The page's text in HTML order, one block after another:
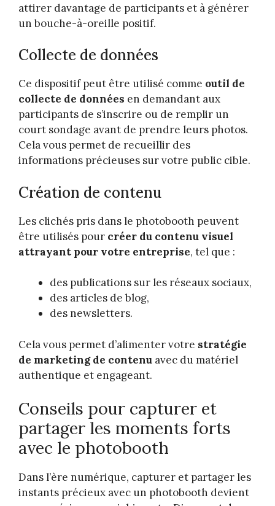
attirer davantage de participants et à générer
un bouche-à-oreille positif.
Collecte de données
Ce dispositif peut être utilisé comme outil de
collecte de données en demandant aux
participants de s’inscrire ou de remplir un
court sondage avant de prendre leurs photos.
Cela vous permet de recueillir des
informations précieuses sur votre public cible.
Création de contenu
Les clichés pris dans le photobooth peuvent
être utilisés pour créer du contenu visuel
attrayant pour votre entreprise, tel que :
des publications sur les réseaux sociaux,
des articles de blog,
des newsletters.
Cela vous permet d’alimenter votre stratégie
de marketing de contenu avec du matériel
authentique et engageant.
Conseils pour capturer et
partager les moments forts
avec le photobooth
Dans l’ère numérique, capturer et partager les
instants précieux avec un photobooth devient